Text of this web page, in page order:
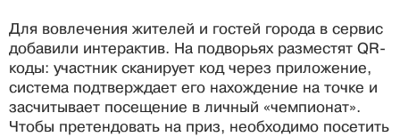
Для вовлечения жителей и гостей города в сервис
добавили интерактив. На подворьях разместят QR-
коды: участник сканирует код через приложение,
система подтверждает его нахождение на точке и
засчитывает посещение в личный «чемпионат».
Чтобы претендовать на приз, необходимо посетить